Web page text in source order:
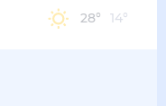
28° 14°